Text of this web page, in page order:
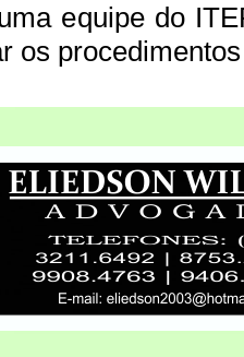
equipe do
os